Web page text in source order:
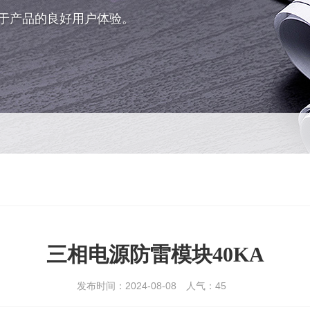
产品的良好用户体验。
三相电源防雷模块40KA
发布时间：2024-08-08 人气： 45